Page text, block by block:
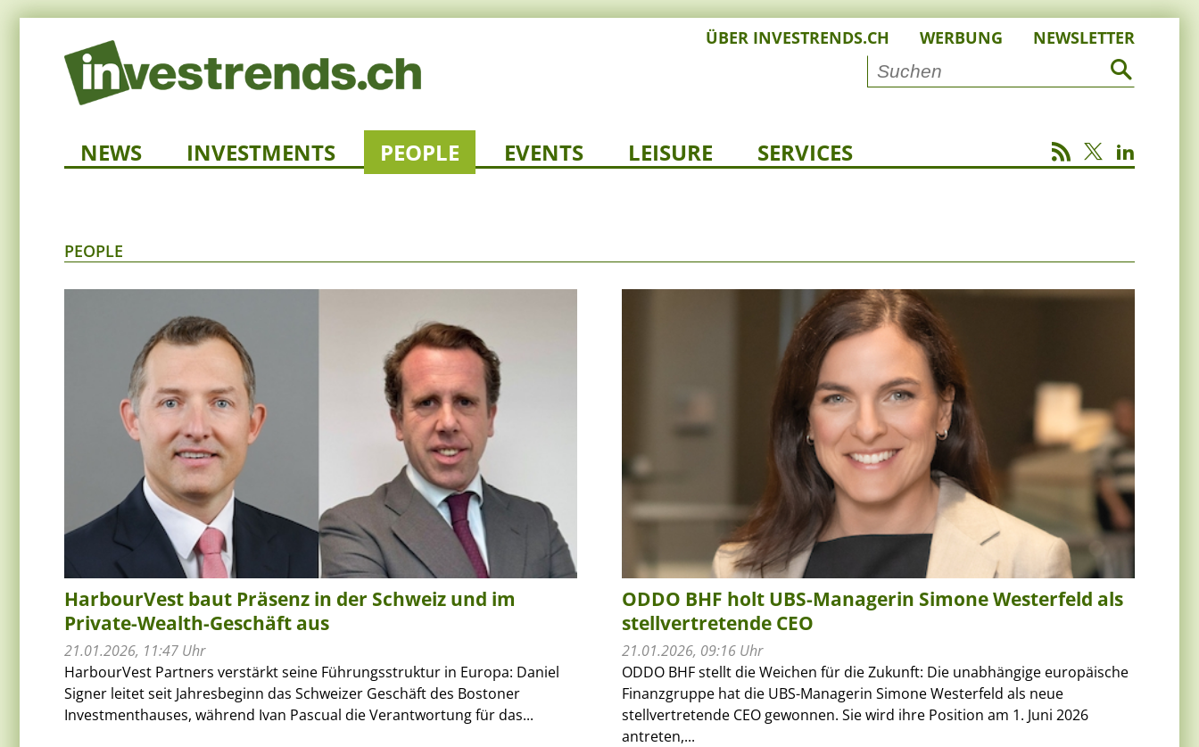
ÜBER INVESTRENDS.CH WERBUNG NEWSLETTER
NEWS INVESTMENTS PEOPLE EVENTS LEISURE SERVICES
PEOPLE
HarbourVest baut Präsenz in der Schweiz und im
Private-Wealth-Geschäft aus
21.01.2026, 11:47 Uhr
HarbourVest Partners verstärkt seine Führungsstruktur in Europa: Daniel
Signer leitet seit Jahresbeginn das Schweizer Geschäft des Bostoner
Investmenthauses, während Ivan Pascual die Verantwortung für das...
ODDO BHF holt UBS-Managerin Simone Westerfeld als
stellvertretende CEO
21.01.2026, 09:16 Uhr
ODDO BHF stellt die Weichen für die Zukunft: Die unabhängige europäische
Finanzgruppe hat die UBS-Managerin Simone Westerfeld als neue
stellvertretende CEO gewonnen. Sie wird ihre Position am 1. Juni 2026
antreten,...